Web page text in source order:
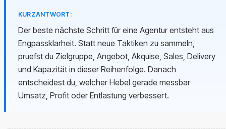
KURZANTWORT:
Der beste nächste Schritt für eine Agentur entsteht aus
Engpassklarheit. Statt neue Taktiken zu sammeln,
pruefst du Zielgruppe, Angebot, Akquise, Sales, Delivery
und Kapazität in dieser Reihenfolge. Danach
entscheidest du, welcher Hebel gerade messbar
Umsatz, Profit oder Entlastung verbessert.